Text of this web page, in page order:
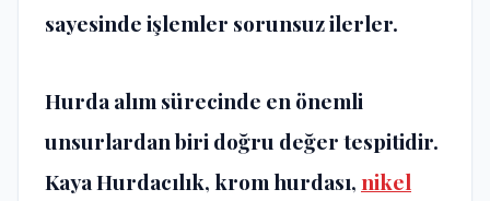
sayesinde işlemler sorunsuz ilerler.
Hurda alım sürecinde en önemli
unsurlardan biri doğru değer tespitidir.
Kaya Hurdacılık, krom hurdası, nikel